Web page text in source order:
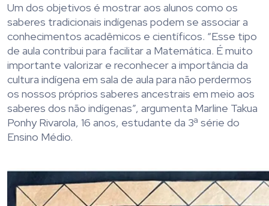
Um dos objetivos é mostrar aos alunos como os
saberes tradicionais indígenas podem se associar a
conhecimentos acadêmicos e científicos. “Esse tipo
de aula contribui para facilitar a Matemática. É muito
importante valorizar e reconhecer a importância da
cultura indígena em sala de aula para não perdermos
os nossos próprios saberes ancestrais em meio aos
saberes dos não indígenas”, argumenta Marline Takua
Ponhy Rivarola, 16 anos, estudante da 3ª série do
Ensino Médio.